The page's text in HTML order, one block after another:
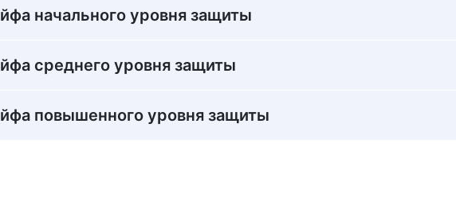
начального уровня защиты
среднего уровня защиты
повышенного уровня защиты